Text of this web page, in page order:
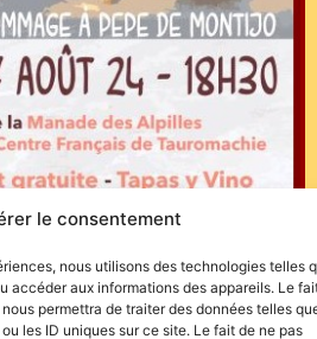
le consentement
nous utilisons des technologies telles
accéder aux informations des appareils. Le
permettra de traiter des données telles
les ID uniques sur ce site. Le fait de ne pas
gratuite – Tapas y Vino…